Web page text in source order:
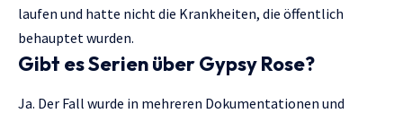
laufen und hatte nicht die Krankheiten, die öffentlich
behauptet wurden.
Gibt es Serien über Gypsy Rose?
Ja. Der Fall wurde in mehreren Dokumentationen und